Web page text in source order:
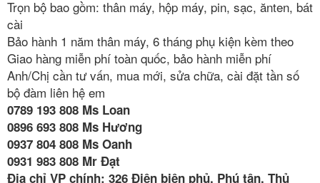
Trọn bộ bao gồm: thân máy, hộp máy, pin, sạc, ănten, bát
cài
Bảo hành 1 năm thân máy, 6 tháng phụ kiện kèm theo
Giao hàng miễn phí toàn quốc, bảo hành miễn phí
Anh/Chị cần tư vấn, mua mới, sửa chữa, cài đặt tần số
bộ đàm liên hệ em
0789 193 808 Ms Loan
0896 693 808 Ms Hương
0937 804 808 Ms Oanh
0931 983 808 Mr Đạt
Địa chỉ VP chính: 326 Điện biên phủ, Phú tân, Thủ